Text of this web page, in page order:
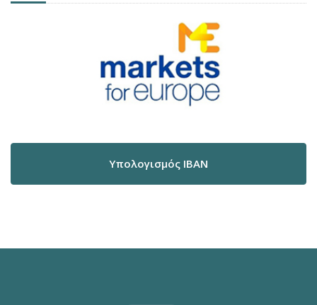
Υπολογισμός IBAN